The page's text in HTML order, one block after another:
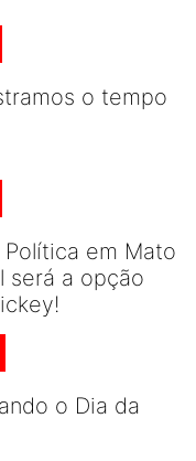
o tempo
em Mato
será a opção
o Dia da